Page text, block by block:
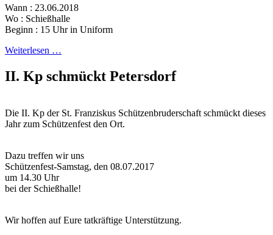
Wann : 23.06.2018
Wo : Schießhalle
Beginn : 15 Uhr in Uniform
Weiterlesen …
II. Kp schmückt Petersdorf
Die II. Kp der St. Franziskus Schützenbruderschaft schmückt dieses
Jahr zum Schützenfest den Ort.
Dazu treffen wir uns
Schützenfest-Samstag, den 08.07.2017
um 14.30 Uhr
bei der Schießhalle!
Wir hoffen auf Eure tatkräftige Unterstützung.